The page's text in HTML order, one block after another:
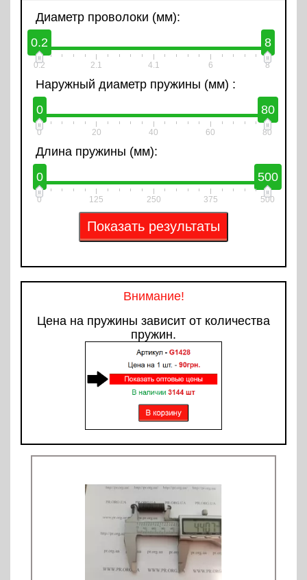
Диаметр проволоки (мм):
0.2
8
0.2 2.1 4.1 6 8
Наружный диаметр пружины (мм) :
0
80
0 20 40 60 80
Длина пружины (мм):
0
500
0 125 250 375 500
Внимание!
Цена на пружины зависит от количества
пружин.